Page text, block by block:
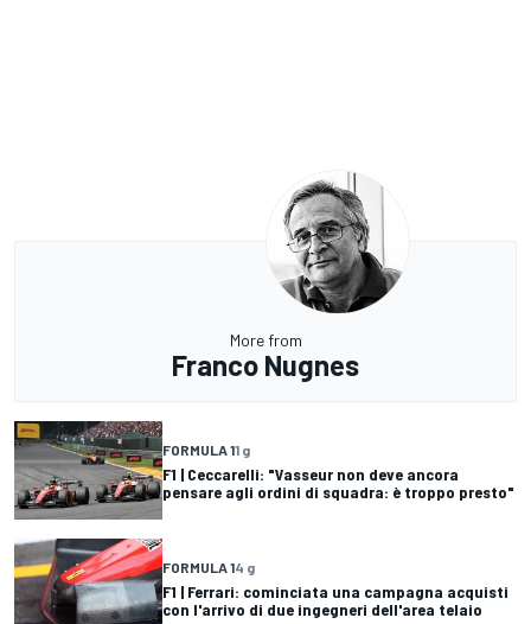
More from
Franco Nugnes
FORMULA 11 g
F1 | Ceccarelli: "Vasseur non deve ancora
pensare agli ordini di squadra: è troppo presto"
FORMULA 14 g
F1 | Ferrari: cominciata una campagna acquisti
con l'arrivo di due ingegneri dell'area telaio